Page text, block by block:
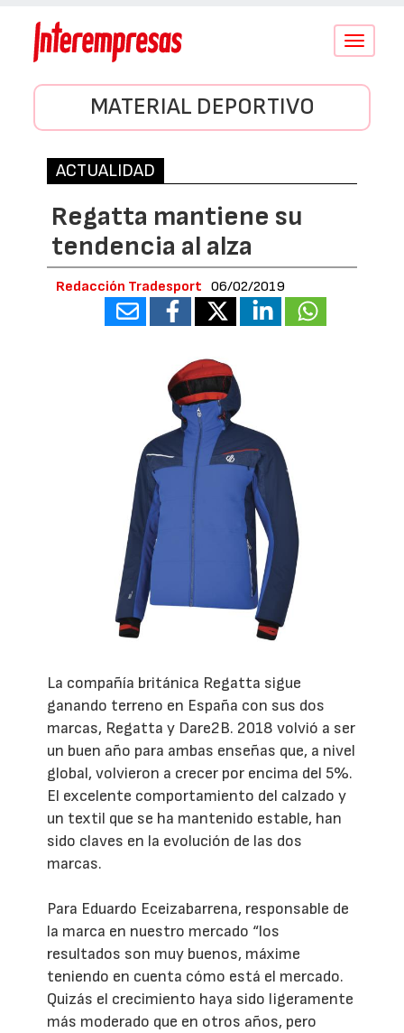
Conmutar
MATERIAL DEPORTIVO
ACTUALIDAD
Regatta mantiene su
tendencia al alza
Redacción Tradesport 06/02/2019
La compañía británica Regatta sigue
ganando terreno en España con sus dos
marcas, Regatta y Dare2B. 2018 volvió a ser
un buen año para ambas enseñas que, a nivel
global, volvieron a crecer por encima del 5%.
El excelente comportamiento del calzado y
un textil que se ha mantenido estable, han
sido claves en la evolución de las dos
marcas.
Para Eduardo Eceizabarrena, responsable de
la marca en nuestro mercado “los
resultados son muy buenos, máxime
teniendo en cuenta cómo está el mercado.
Quizás el crecimiento haya sido ligeramente
más moderado que en otros años, pero